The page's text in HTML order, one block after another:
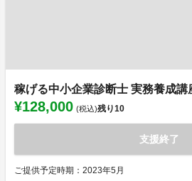
稼げる中小企業診断士 実務養成
¥128,000 (税込)残り10
支援終了
ご提供予定時期：2023年5月